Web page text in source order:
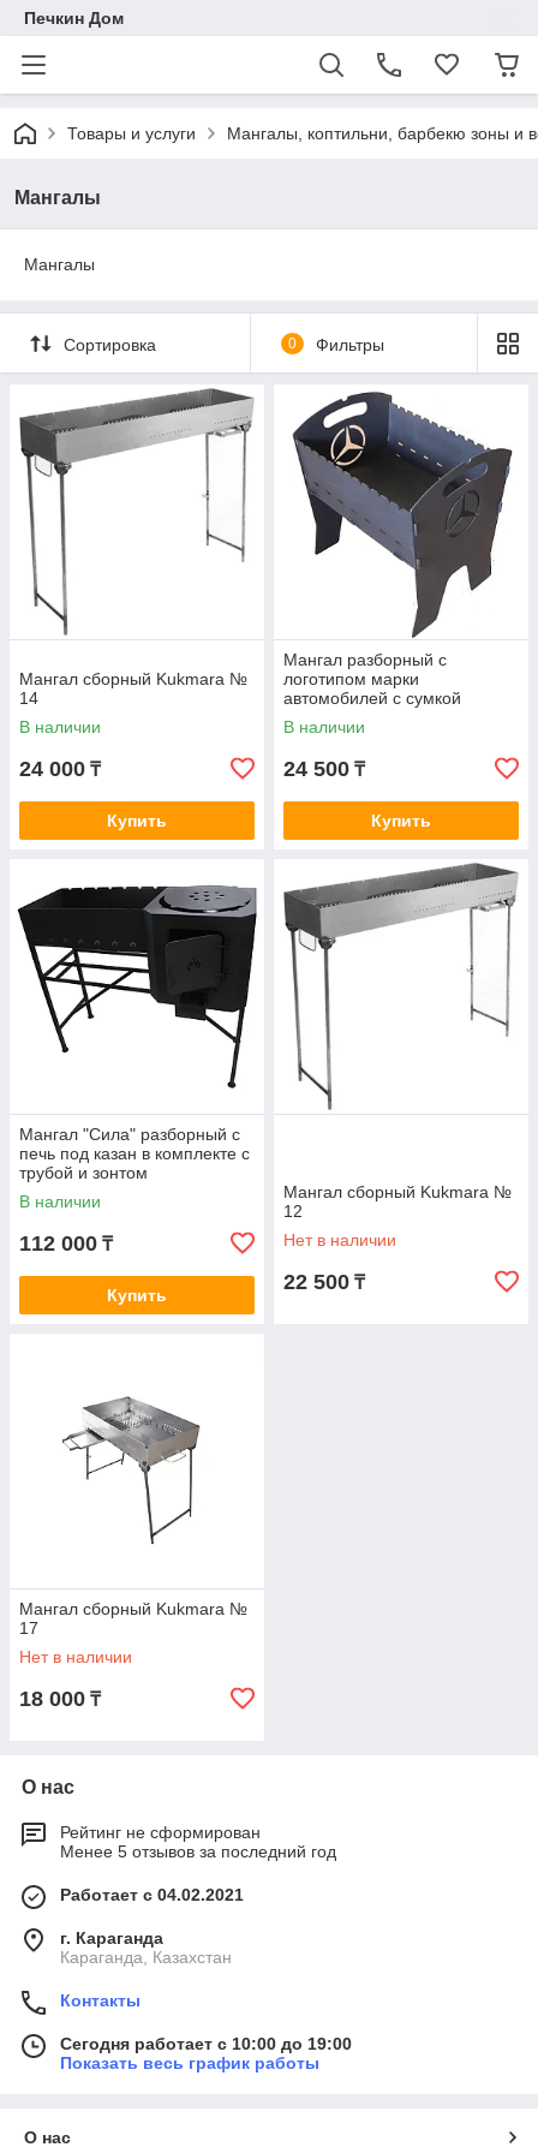
Печкин Дом
Товары и услуги Мангалы, коптильни, барбекю зоны и
Мангалы
Мангалы
Сортировка 0 Фильтры
Мангал сборный Kukmara №
14
В наличии
24 000 ₸
Купить
Мангал разборный с
логотипом марки
автомобилей с сумкой
В наличии
24 500 ₸
Купить
Мангал "Сила" разборный с
печь под казан в комплекте с
трубой и зонтом
В наличии
112 000 ₸
Купить
Мангал сборный Kukmara №
12
Нет в наличии
22 500 ₸
Мангал сборный Kukmara №
17
Нет в наличии
18 000 ₸
О нас
Рейтинг не сформирован
Менее 5 отзывов за последний год
Работает с 04.02.2021
г. Караганда
Караганда, Казахстан
Контакты
Сегодня работает с 10:00 до 19:00
Показать весь график работы
О нас